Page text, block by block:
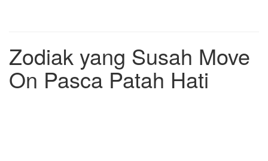
Zodiak yang Susah Move
On Pasca Patah Hati